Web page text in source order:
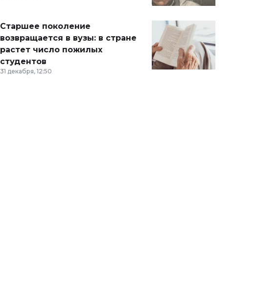
Старшее поколение
возвращается в вузы: в стране
растет число пожилых
студентов
31 декабря, 12:50